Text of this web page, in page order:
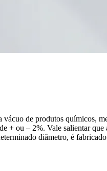
de produtos químicos,
ou – 2%. Vale salientar
diâmetro, é